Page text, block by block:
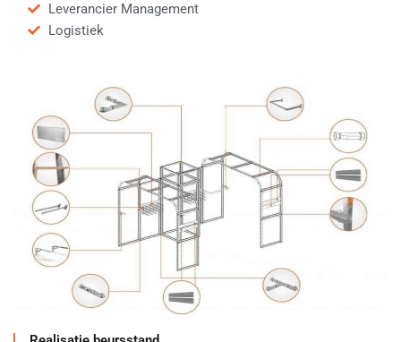
Leverancier Management
Logistiek